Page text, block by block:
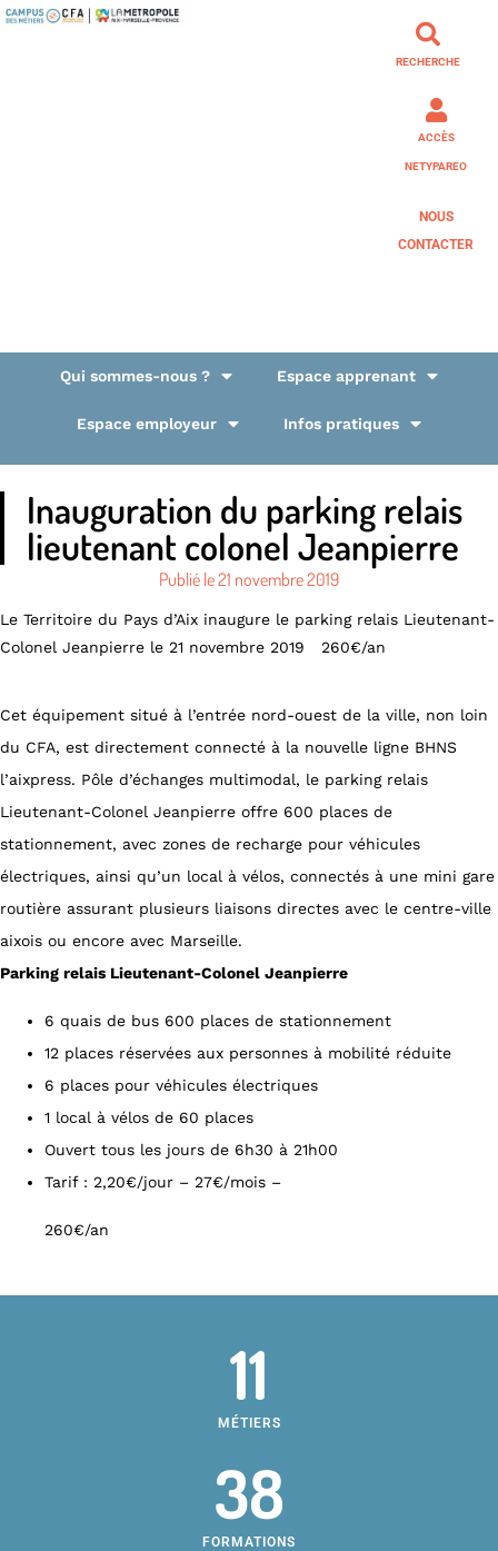
RECHERCHE
ACCÈS
NETYPAREO
NOUS
CONTACTER
Qui sommes-nous ? Espace apprenant
Espace employeur Infos pratiques
Inauguration du parking relais
lieutenant colonel Jeanpierre
Publié le21 novembre 2019
Le Territoire du Pays d’Aix inaugure le parking relais Lieutenant-
Colonel Jeanpierre le 21 novembre 2019 260€/an
Cet équipement situé à l’entrée nord-ouest de la ville, non loin
du CFA, est directement connecté à la nouvelle ligne BHNS
l’aixpress. Pôle d’échanges multimodal, le parking relais
Lieutenant-Colonel Jeanpierre offre 600 places de
stationnement, avec zones de recharge pour véhicules
électriques, ainsi qu’un local à vélos, connectés à une mini gare
routière assurant plusieurs liaisons directes avec le centre-ville
aixois ou encore avec Marseille.
Parking relais Lieutenant-Colonel Jeanpierre
6 quais de bus 600 places de stationnement
12 places réservées aux personnes à mobilité réduite
6 places pour véhicules électriques
1 local à vélos de 60 places
Ouvert tous les jours de 6h30 à 21h00
Tarif : 2,20€/jour – 27€/mois –
260€/an
11
MÉTIERS
38
FORMATIONS